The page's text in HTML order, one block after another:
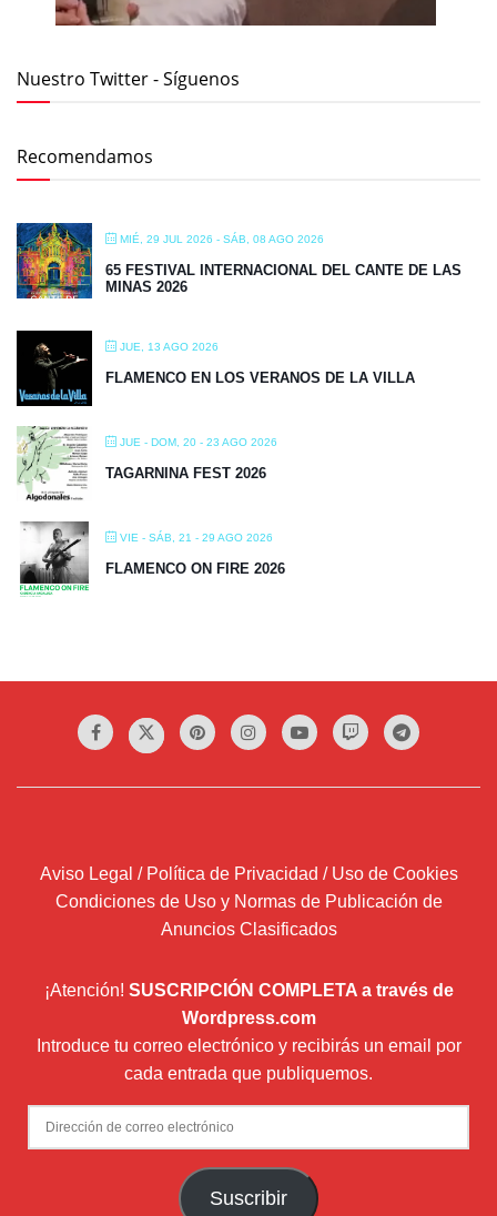
Nuestro Twitter - Síguenos
Recomendamos
MIÉ, 29 JUL 2026 - SÁB, 08 AGO 2026
65 FESTIVAL INTERNACIONAL DEL CANTE DE LAS
MINAS 2026
JUE, 13 AGO 2026
FLAMENCO EN LOS VERANOS DE LA VILLA
JUE - DOM, 20 - 23 AGO 2026
TAGARNINA FEST 2026
VIE - SÁB, 21 - 29 AGO 2026
FLAMENCO ON FIRE 2026
Aviso Legal / Política de Privacidad / Uso de Cookies
Condiciones de Uso y Normas de Publicación de
Anuncios Clasificados
¡Atención! SUSCRIPCIÓN COMPLETA a través de
Wordpress.com
Introduce tu correo electrónico y recibirás un email por
cada entrada que publiquemos.
Dirección
de
Suscribir